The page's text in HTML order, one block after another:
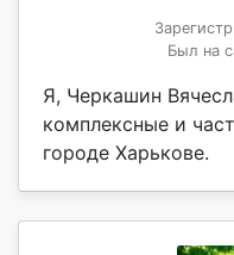
Был на
Я, Черкашин
комплексные и
городе Харькове.